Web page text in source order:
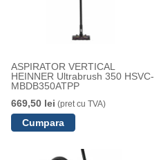
ASPIRATOR VERTICAL
HEINNER Ultrabrush 350 HSVC-
MBDB350ATPP
669,50 lei (pret cu TVA)